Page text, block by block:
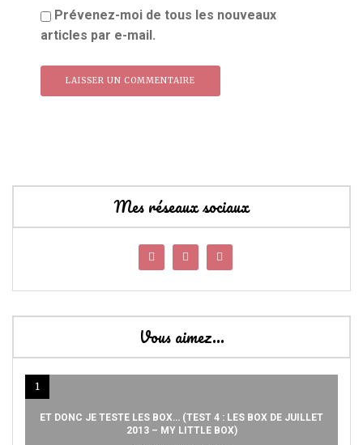
Prévenez-moi de tous les nouveaux
articles par e-mail.
Mes réseaux sociaux
Vous aimez…
1
ET DONC JE TESTE LES BOX… (TEST 4 : LES BOX DE JUILLET
2013 – MY LITTLE BOX)